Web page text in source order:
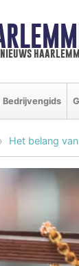
Bedrijvengids
Het belang